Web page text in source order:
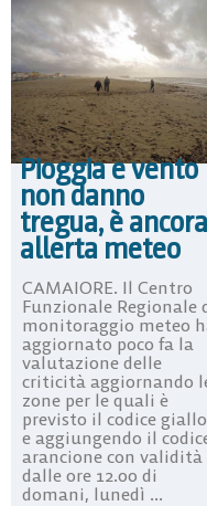
Pioggia e vento
non danno
tregua, è ancora
allerta meteo
CAMAIORE. Il Centro
Funzionale Regionale
monitoraggio meteo
aggiornato poco fa la
valutazione delle
criticità aggiornando
zone per le quali è
previsto il codice giallo
e aggiungendo il
arancione con validità
dalle ore 12.00 di
domani, lunedì ...